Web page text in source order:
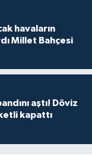
havaların
Millet Bahçesi
aştı! Döviz
kapattı